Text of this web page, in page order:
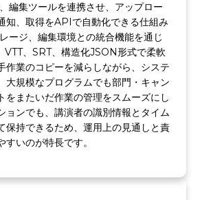
編集ツールを連携させ、アップロー
知、取得をAPIで自動化できる仕組み
ージ、編集環境との統合機能を通じ
VTT、SRT、構造化JSON形式で柔軟
作業のコピーを減らしながら、システ
大規模なプログラムでも部門・キャン
をまたいだ作業の管理をスムーズにし
ョンでも、講演者の識別情報とタイム
保持できるため、運用上の見通しと責
いのが特長です。